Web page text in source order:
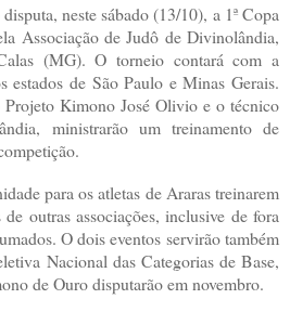
neste sábado (13/10), a 1ª Copa
Associação de Judô de Divinolândia,
(MG). O torneio contará com a
estados de São Paulo e Minas Gerais.
Kimono José Olivio e o técnico
ministrarão um treinamento de
para os atletas de Araras treinarem
outras associações, inclusive de fora
O dois eventos servirão também
Nacional das Categorias de Base,
de Ouro disputarão em novembro.